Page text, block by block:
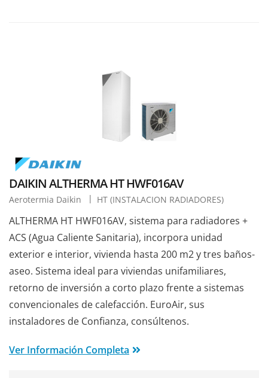
DAIKIN ALTHERMA HT HWF016AV
Aerotermia Daikin HT (INSTALACION RADIADORES)
ALTHERMA HT HWF016AV, sistema para radiadores +
ACS (Agua Caliente Sanitaria), incorpora unidad
exterior e interior, vivienda hasta 200 m2 y tres baños-
aseo. Sistema ideal para viviendas unifamiliares,
retorno de inversión a corto plazo frente a sistemas
convencionales de calefacción. EuroAir, sus
instaladores de Confianza, consúltenos.
Ver Información Completa